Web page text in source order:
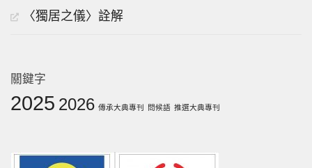
〈獨居之儀〉詮解
關鍵字
2025 2026 傳承大典專刊 問候語 推選大典專刊